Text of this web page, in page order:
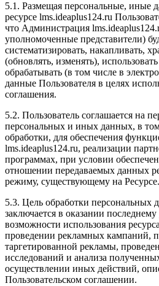
5.1. Размещая персональные, иные
ресурсе lms.ideaplus124.ru
что Администрация l
уполномоченные представители)
систематизировать, накапливать,
(обновлять, изменять),
обрабатывать (в том числе в
данные Пользователя в целях
соглашения.
5.2. Пользователь соглашается на
персональных и иных данных, в
обработки, для обеспечения
lms.ideaplus124.ru, реализации
программах, при условии
отношении передаваемых данных
режиму, существующему на Ресурсе.
5.3. Цель обработки персональных
заключается в оказании
возможности использования
проведении рекламных кампаний,
таргетированной рекламы,
исследований и анализа
осуществлении иных действий,
Пользовательском соглашении.